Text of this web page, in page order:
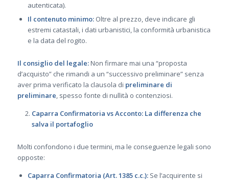
autenticata).
Il contenuto minimo:Oltre al prezzo, deve indicare gli
estremi catastali, i dati urbanistici, la conformità urbanistica
e la data del rogito.
Il consiglio del legale:Non firmare mai una “proposta
d’acquisto” che rimandi a un “successivo preliminare” senza
aver prima verificato la clausola di preliminare di
preliminare, spesso fonte di nullità o contenziosi.
Caparra Confirmatoria vs Acconto: La differenza che
salva il portafoglio
Molti confondono i due termini, ma le conseguenze legali sono
opposte:
Caparra Confirmatoria (Art. 1385 c.c.):Se l’acquirente si